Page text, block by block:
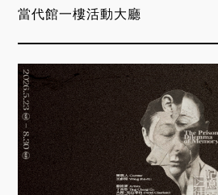
當代館一樓活動大廳